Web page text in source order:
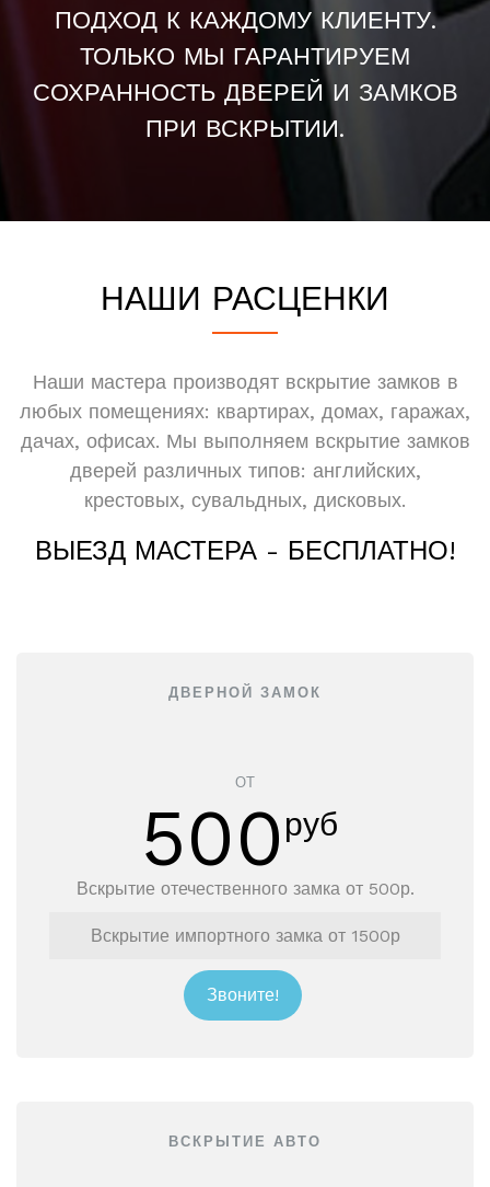
ПОДХОД К КАЖДОМУ КЛИЕНТУ.
ТОЛЬКО МЫ ГАРАНТИРУЕМ
СОХРАННОСТЬ ДВЕРЕЙ И ЗАМКОВ
ПРИ ВСКРЫТИИ.
НАШИ РАСЦЕНКИ
Наши мастера производят вскрытие замков в
любых помещениях: квартирах, домах, гаражах,
дачах, офисах. Мы выполняем вскрытие замков
дверей различных типов: английских,
крестовых, сувальдных, дисковых.
ВЫЕЗД МАСТЕРА - БЕСПЛАТНО!
ДВЕРНОЙ ЗАМОК
ОТ
500 руб
Вскрытие отечественного замка от 500р.
Вскрытие импортного замка от 1500р
Звоните!
ВСКРЫТИЕ АВТО